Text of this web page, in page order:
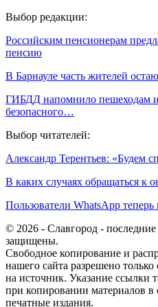
Выбор редакции:
Российским пенсионерам
пенсию
В Барнауле часть жителей
ГИБДД напомнило пешеходам и
безопасного…
Выбор читателей:
Александр Терентьев: «Будем
В каких случаях обращаться к
Пользователи WhatsApp
© 2026 - Славгород - последние
защищены.
Свободное копирование и
нашего сайта разрешено
на источник. Указание ссылки
при копировании материалов в
печатные издания.